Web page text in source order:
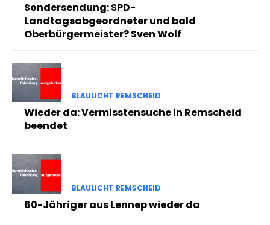
Sondersendung: SPD-
Landtagsabgeordneter und bald
Oberbürgermeister? Sven Wolf
BLAULICHT REMSCHEID
Wieder da: Vermisstensuche in Remscheid
beendet
BLAULICHT REMSCHEID
60-Jähriger aus Lennep wieder da